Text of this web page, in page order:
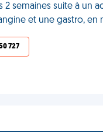
semaines suite à un
et une gastro, en
727